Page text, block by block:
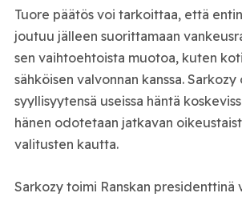
Tuore päätös voi tarkoittaa, että
joutuu jälleen suorittamaan
sen vaihtoehtoista muotoa, kuten
sähköisen valvonnan kanssa.
syyllisyytensä useissa häntä
hänen odotetaan jatkavan
valitusten kautta.
Sarkozy toimi Ranskan presidenttinä